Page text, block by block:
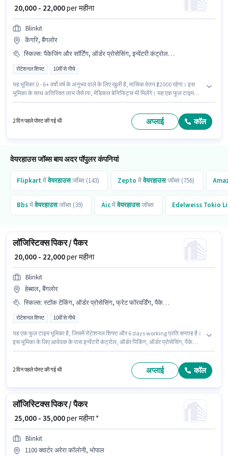
₹ 20,000 - 22,000per महीना
Blinkit
केंगरि, बैंगलोर
स्किल्स: पैकेजिंग और सॉर्टिंग, ऑर्डर प्रोसेसिंग, इन्वेंटरी कंट्रोल, फ्रेट फॉरवर्डिंग, स्टॉक टेकिंग, ऑर्डर पिकिंग
रोटेशनल शिफ्ट 10वीं से नीचे
यह भूमिका 0 - 6+ वर्षो वर्ष के अनुभव वाले के लिए खुली है, मासिक वेतन ₹22000 रहेगा। इस
भूमिका के साथ अतिरिक्त लाभ जैसे PF, मेडिकल बेनिफिट्स भी मिलेंगे। यह एक फुल टाइम
टेकिंग, फ्रेट फॉरवर्डिंग जैसी स्किल्स होनी चाहिए। यह नौकरी केंगरि, बैंगलोर में स्थित है। इस
2 दिन पहले पोस्ट की गई थी अप्लाई कॉल
वेयरहाउस जॉब्स बाय अदर पॉपुलर कंपनियां
Flipkartमेंवेयरहाउसजॉब्स (143) Zepto मेंवेयरहाउसजॉब्स (756)
Bbsमेंवेयरहाउसजॉब्स (39) Aicमेंवेयरहाउसजॉब्स Edelweiss Tokio
लॉजिस्टिक्स पिकर / पैकर
₹ 20,000 - 22,000per महीना
Blinkit
हेब्बाल, बैंगलोर
स्किल्स: स्टॉक टेकिंग, ऑर्डर प्रोसेसिंग, फ्रेट फॉरवर्डिंग, पैकेजिंग और सॉर्टिंग, ऑर्डर पिकिंग, इन्वेंटरी कंट्रोल
रोटेशनल शिफ्ट 10वीं से नीचे
यह एक फुल टाइम भूमिका है, जिसमें रोटेशनल शिफ्ट और 6 days working प्रति सप्ताह है।
इस भूमिका के लिए आवेदक के पास इन्वेंटरी कंट्रोल, ऑर्डर पिकिंग, ऑर्डर प्रोसेसिंग, पैकेजिंग
पद और कंपनी की नीतियों के अनुसार दिए जा सकते हैं। 10वीं से नीचे योग्यता वाले उम्मीदवार
इस भूमिका के लिए उपयुक्त हैं। इस भूमिका में Fixed वेतन संरचना मिलती है।
2 दिन पहले पोस्ट की गई थी अप्लाई कॉल
लॉजिस्टिक्स पिकर / पैकर
₹ 25,000 - 35,000per महीना *
Blinkit
1100 क्वार्टर अरेरा कॉलोनी, भोपाल